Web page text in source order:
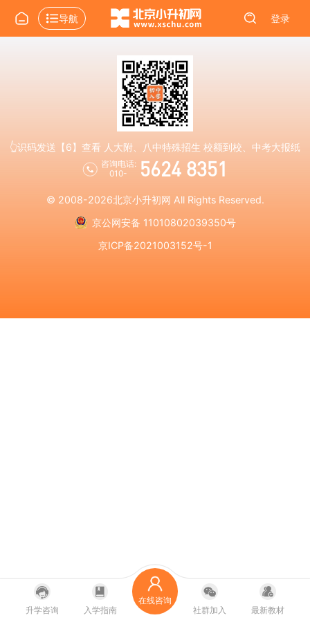
导航 登录
👆识码发送【6】查看 人大附、八中特殊招生 校额到校、中考大报纸
咨询电话:
010-
5624 8351
© 2008-2026北京小升初网 All Rights Reserved.
京公网安备 11010802039350号
京ICP备2021003152号-1
升学咨询 入学指南
在线咨询
社群加入
最新教材